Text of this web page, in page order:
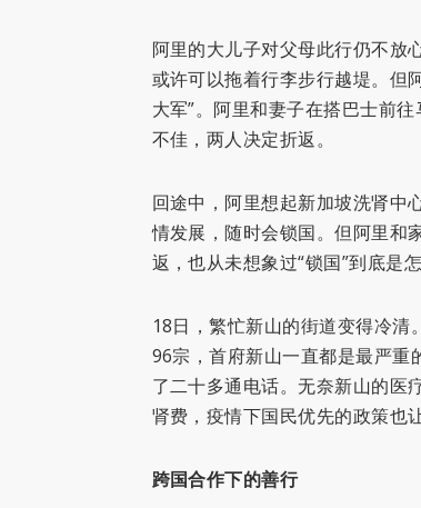
阿里的大儿子对父母此行仍不放
或许可以拖着行李步行越堤。但
大军”。阿里和妻子在搭巴士前
不佳，两人决定折返。
回途中，阿里想起新加坡洗肾中
情发展，随时会锁国。但阿里和
返，也从未想象过“锁国”到底是
18日，繁忙新山的街道变得冷
96宗，首府新山一直都是最严重
了二十多通电话。无奈新山的医
肾费，疫情下国民优先的政策也
跨国合作下的善行